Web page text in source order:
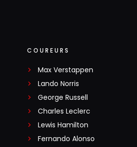
COUREURS
Max Verstappen
Lando Norris
George Russell
Charles Leclerc
Lewis Hamilton
Fernando Alonso